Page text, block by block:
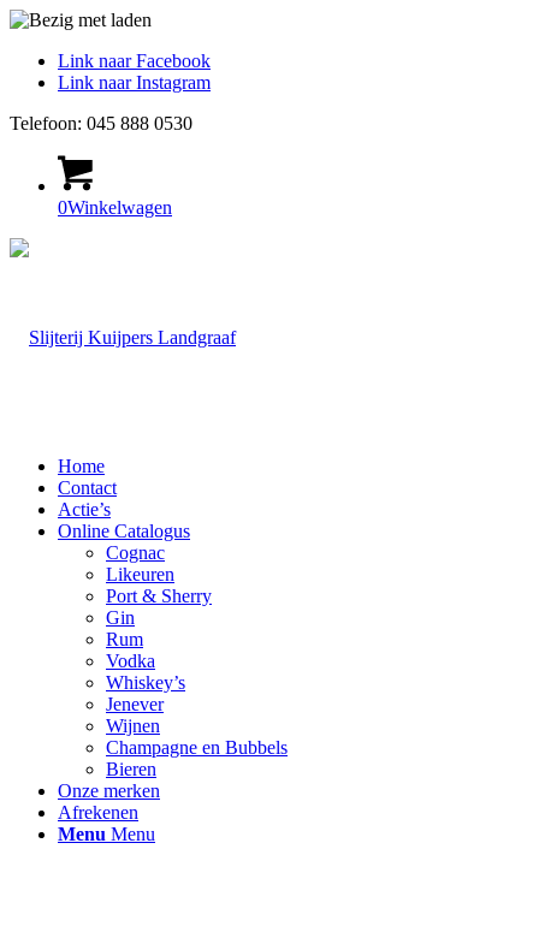
Link naar Facebook
Link naar Instagram
Telefoon: 045 888 0530
0Winkelwagen
Home
Contact
Actie’s
Online Catalogus
Cognac
Likeuren
Port & Sherry
Gin
Rum
Vodka
Whiskey’s
Jenever
Wijnen
Champagne en Bubbels
Bieren
Onze merken
Afrekenen
Menu Menu